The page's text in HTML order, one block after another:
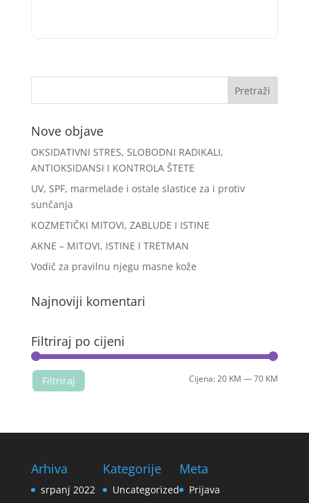
Nove objave
OKSIDATIVNI STRES, SLOBODNI RADIKALI,
ANTIOKSIDANSI I KONTROLA ŠTETE
UV, SPF, marmelade i ostale slastice za i protiv
sunčanja
KOZMETIČKI MITOVI, ZABLUDE I ISTINE
AKNE – MITOVI, ISTINE I TRETMAN
Vodič za pravilnu njegu masne kože
Najnoviji komentari
Filtriraj po cijeni
Filtriraj Cijena:20 KM —70 KM
Arhiva
srpanj 2022
Kategorije
Uncategorized
Meta
Prijava